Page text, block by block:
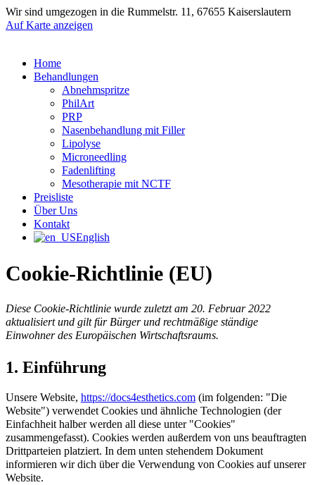
Wir sind umgezogen in die Rummelstr. 11, 67655 Kaiserslautern
Auf Karte anzeigen
Home
Behandlungen
Abnehmspritze
PhilArt
PRP
Nasenbehandlung mit Filler
Lipolyse
Microneedling
Fadenlifting
Mesotherapie mit NCTF
Preisliste
Über Uns
Kontakt
English
Cookie-Richtlinie (EU)
Diese Cookie-Richtlinie wurde zuletzt am 20. Februar 2022
aktualisiert und gilt für Bürger und rechtmäßige ständige
Einwohner des Europäischen Wirtschaftsraums.
1. Einführung
Unsere Website, https://docs4esthetics.com (im folgenden: "Die
Website") verwendet Cookies und ähnliche Technologien (der
Einfachheit halber werden all diese unter "Cookies"
zusammengefasst). Cookies werden außerdem von uns beauftragten
Drittparteien platziert. In dem unten stehendem Dokument
informieren wir dich über die Verwendung von Cookies auf unserer
Website.